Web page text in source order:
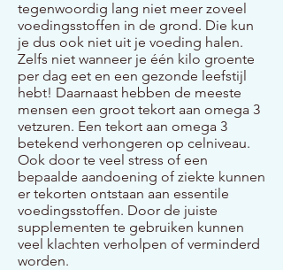
tegenwoordig lang niet meer zoveel
voedingsstoffen in de grond. Die kun
je dus ook niet uit je voeding halen.
Zelfs niet wanneer je één kilo groente
per dag eet en een gezonde leefstijl
hebt! Daarnaast hebben de meeste
mensen een groot tekort aan omega 3
vetzuren. Een tekort aan omega 3
betekend verhongeren op celniveau.
Ook door te veel stress of een
bepaalde aandoening of ziekte kunnen
er tekorten ontstaan aan essentile
voedingsstoffen. Door de juiste
supplementen te gebruiken kunnen
veel klachten verholpen of verminderd
worden.